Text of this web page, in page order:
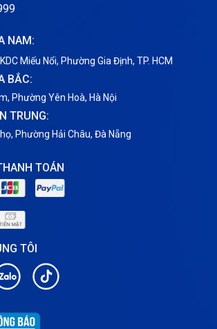
NAM:
Miếu Nổi, Phường Gia Định, TP. HCM
BẮC:
Phường Yên Hoà, Hà Nội
TRUNG:
Phường Hải Châu, Đà Nẵng
TOÁN
TÔI